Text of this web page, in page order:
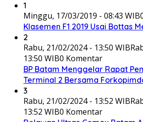
1
Minggu, 17/03/2019 - 08:43 WIB
Klasemen F1 2019 Usai Bottas
2
Rabu, 21/02/2024 - 13:50 WIB
13:50 WIB0 Komentar
BP Batam Menggelar Rapat
Terminal 2 Bersama
3
Rabu, 21/02/2024 - 13:52 WIB
13:52 WIB0 Komentar